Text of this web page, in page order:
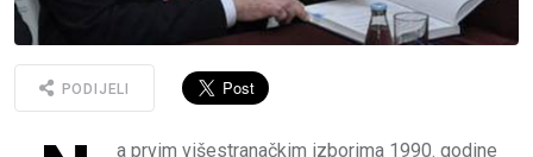
PODIJELI
a prvim višestranačkim izborima 1990. godine